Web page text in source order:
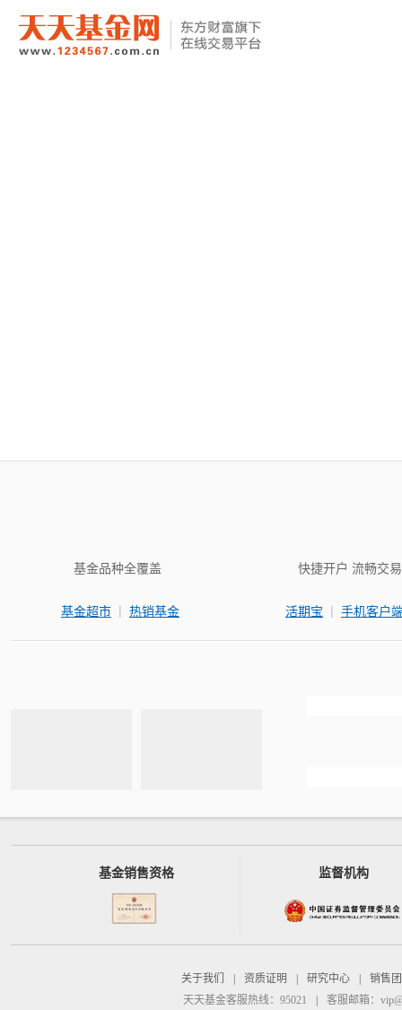
基金品种全覆盖
基金超市 | 热销基金
快捷开户 流畅交易
活期宝 | 手机客户
基金销售资格 监督机构
关于我们 资质证明 研究中心
销售
天天基金客服热线：95021
客服邮箱：